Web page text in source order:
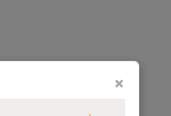
×